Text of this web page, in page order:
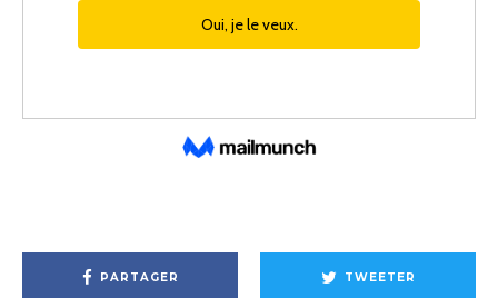
PARTAGER TWEETER